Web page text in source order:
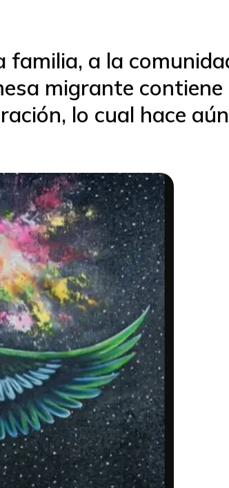
familia, a la
migrante
lo cual hace